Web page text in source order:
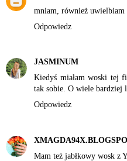
mniam, również
Odpowiedz
JASMINUM
Kiedyś miałam woski tej
tak sobie. O wiele bardziej
Odpowiedz
Mam też jabłkowy wosk z